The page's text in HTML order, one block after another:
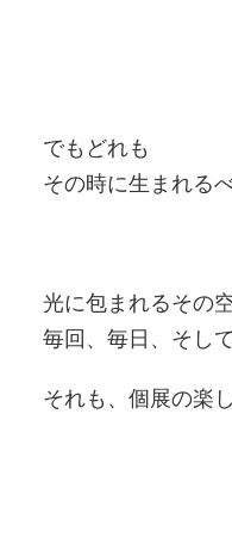
でもどれも
その時に生まれる
光に包まれるその
毎回、毎日、そし
それも、個展の楽